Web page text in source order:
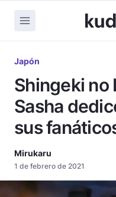
Japón
Shingeki no
Sasha
sus
Mirukaru
1 de febrero de 2021